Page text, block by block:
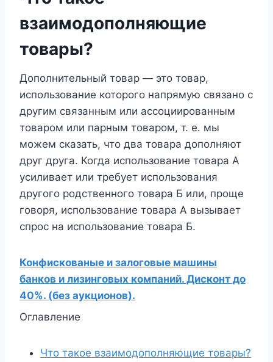
взаимодополняющие
товары?
Дополнительный товар — это товар,
использование которого напрямую связано с
другим связанным или ассоциированным
товаром или парным товаром, т. е. мы
можем сказать, что два товара дополняют
друг друга. Когда использование товара А
усиливает или требует использования
другого родственного товара Б или, проще
говоря, использование товара А вызывает
спрос на использование товара Б.
Конфискованые и залоговые машины
банков и лизинговых компаний. Дисконт до
40%. (без аукционов).
Оглавление
Что такое взаимодополняющие товары?